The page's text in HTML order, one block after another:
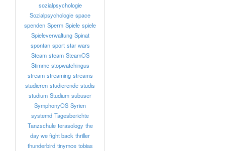
sozialpsychologie
Sozialpsychologie space
spenden Sperm Spiele spiele
Spieleverwaltung Spinat
spontan sport star wars
Steam steam SteamOS
Stimme stopwatchingus
stream streaming streams
studieren studierende studis
studium Studium subuser
SymphonyOS Syrien
systemd Tagesberichte
Tanzschule terasology the
day we fight back thriller
thunderbird tinymce tobias